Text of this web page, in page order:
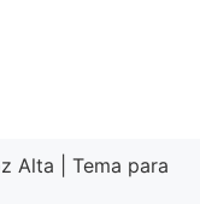
Alta
Tema para